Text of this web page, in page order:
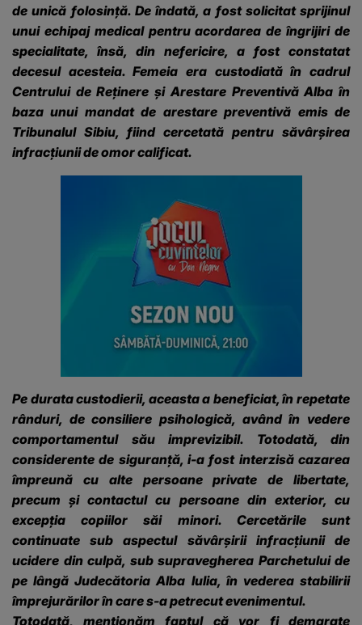
de unică folosință. De îndată, a fost solicitat sprijinul
unui echipaj medical pentru acordarea de îngrijiri de
specialitate, însă, din nefericire, a fost constatat
decesul acesteia.Femeia era custodiată în cadrul
Centrului de Reținere și Arestare Preventivă Alba în
baza unui mandat de arestare preventivă emis de
Tribunalul Sibiu, fiind cercetată pentru săvârșirea
infracțiunii de omor calificat.
Pe durata custodierii, aceasta a beneficiat, în repetate
rânduri, de consiliere psihologică, având în vedere
comportamentul său imprevizibil. Totodată, din
considerente de siguranță, i-a fost interzisă cazarea
împreună cu alte persoane private de libertate,
precum și contactul cu persoane din exterior, cu
excepția copiilor săi minori. Cercetările sunt
continuate sub aspectul săvârșirii infracțiunii de
ucidere din culpă, sub supravegherea Parchetului de
pe lângă Judecătoria Alba Iulia, în vederea stabilirii
împrejurărilor în care s-a petrecut evenimentul.
Totodată, menționăm faptul că vor fi demarate